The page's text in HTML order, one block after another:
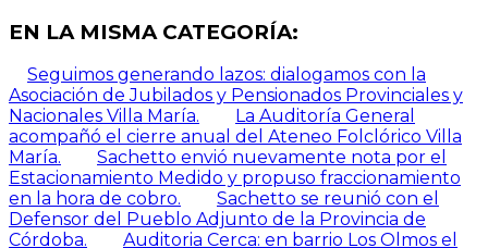
EN LA MISMA CATEGORÍA:
Seguimos generando lazos: dialogamos con la
Asociación de Jubilados y Pensionados Provinciales y
Nacionales Villa María.
La Auditoría General
acompañó el cierre anual del Ateneo Folclórico Villa
María.
Sachetto envió nuevamente nota por el
Estacionamiento Medido y propuso fraccionamiento
en la hora de cobro.
Sachetto se reunió con el
Defensor del Pueblo Adjunto de la Provincia de
Córdoba.
Auditoria Cerca: en barrio Los Olmos el
↕ ➚
▤ ―